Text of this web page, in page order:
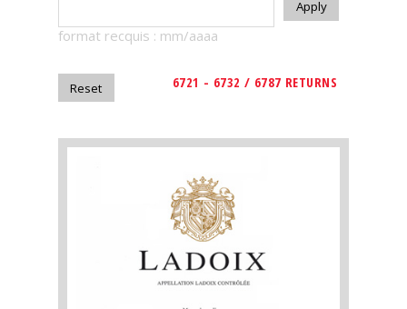
magazine
Magazine
format recquis : mm/aaaa
6721 - 6732 / 6787 RETURNS